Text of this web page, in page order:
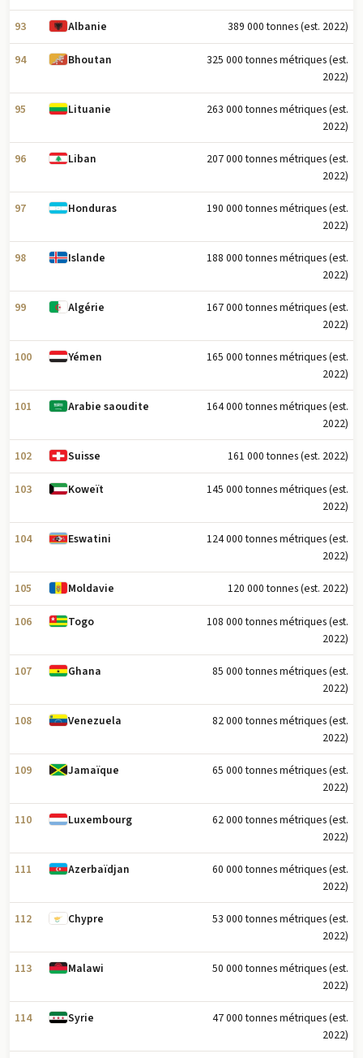
93 Albanie 389 000 tonnes (est. 2022)
94 Bhoutan
325 000 tonnes métriques (est.
2022)
95 Lituanie
263 000 tonnes métriques (est.
2022)
96 Liban
207 000 tonnes métriques (est.
2022)
97 Honduras
190 000 tonnes métriques (est.
2022)
98 Islande
188 000 tonnes métriques (est.
2022)
99 Algérie
167 000 tonnes métriques (est.
2022)
100 Yémen
165 000 tonnes métriques (est.
2022)
101 Arabie saoudite
164 000 tonnes métriques (est.
2022)
102 Suisse 161 000 tonnes (est. 2022)
103 Koweït
145 000 tonnes métriques (est.
2022)
104 Eswatini
124 000 tonnes métriques (est.
2022)
105 Moldavie 120 000 tonnes (est. 2022)
106 Togo
108 000 tonnes métriques (est.
2022)
107 Ghana
85 000 tonnes métriques (est.
2022)
108 Venezuela
82 000 tonnes métriques (est.
2022)
109 Jamaïque
65 000 tonnes métriques (est.
2022)
110 Luxembourg
62 000 tonnes métriques (est.
2022)
111 Azerbaïdjan
60 000 tonnes métriques (est.
2022)
112 Chypre
53 000 tonnes métriques (est.
2022)
113 Malawi
50 000 tonnes métriques (est.
2022)
114 Syrie
47 000 tonnes métriques (est.
2022)